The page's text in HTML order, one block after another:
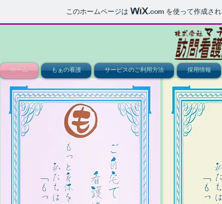
このホームページは .com を使って作成さ
ホーム もぁの看護 サービスのご利用方法 採用情報